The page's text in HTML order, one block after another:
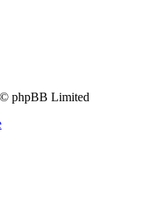
phpBB Limited